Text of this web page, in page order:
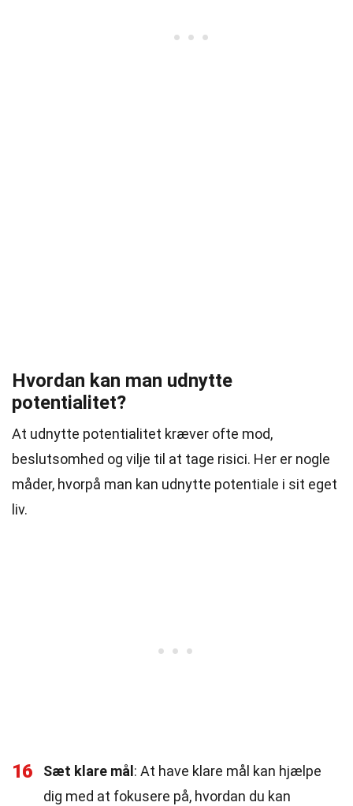
Hvordan kan man udnytte
potentialitet?
At udnytte potentialitet kræver ofte mod,
beslutsomhed og vilje til at tage risici. Her er nogle
måder, hvorpå man kan udnytte potentiale i sit eget
liv.
16 Sæt klare mål : At have klare mål kan hjælpe
dig med at fokusere på, hvordan du kan